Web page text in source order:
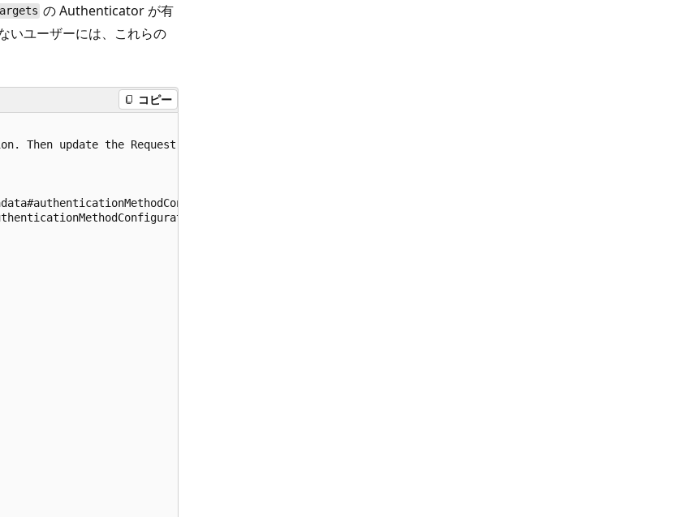
の Authenticator が有
いユーザーには、これらの
コピー
Then update the Request body similar to the Request body as shown below.
$entity",